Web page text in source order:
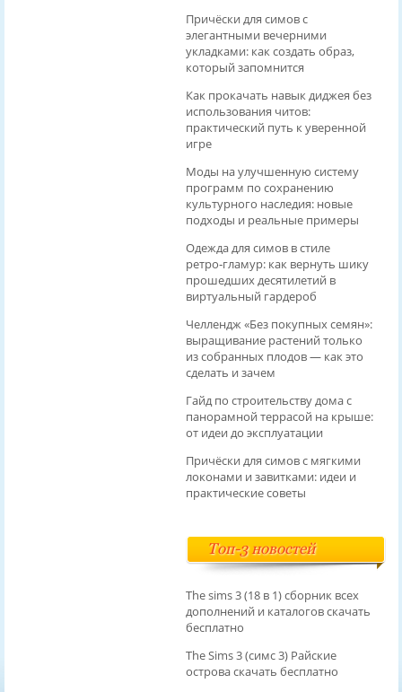
Причёски для симов с
элегантными вечерними
укладками: как создать образ,
который запомнится
Как прокачать навык диджея без
использования читов:
практический путь к уверенной
игре
Моды на улучшенную систему
программ по сохранению
культурного наследия: новые
подходы и реальные примеры
Одежда для симов в стиле
ретро‑гламур: как вернуть шику
прошедших десятилетий в
виртуальный гардероб
Челлендж «Без покупных семян»:
выращивание растений только
из собранных плодов — как это
сделать и зачем
Гайд по строительству дома с
панорамной террасой на крыше:
от идеи до эксплуатации
Причёски для симов с мягкими
локонами и завитками: идеи и
практические советы
Топ-3 новостей
The sims 3 (18 в 1) сборник всех
дополнений и каталогов скачать
бесплатно
The Sims 3 (симс 3) Райские
острова скачать бесплатно